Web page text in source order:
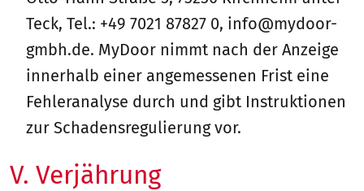
Teck, Tel.: +49 7021 87827 0, info@mydoor-
gmbh.de. MyDoor nimmt nach der Anzeige
innerhalb einer angemessenen Frist eine
Fehleranalyse durch und gibt Instruktionen
zur Schadensregulierung vor.
V. Verjährung